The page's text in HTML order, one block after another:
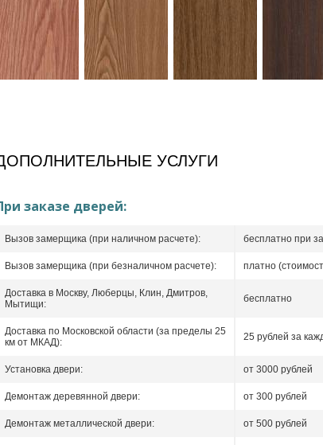
УСЛУГИ
заказе дверей:
Вызов замерщика (при наличном расчете): бесплатно при
Вызов замерщика (при безналичном расчете): платно
Доставка в Москву, Люберцы, Клин, Дмитров,
Мытищи:
бесплатно
Доставка по Московской области (за пределы 25
км от МКАД):
25 рублей за
Установка двери: от 3000 рублей
Демонтаж деревянной двери: от 300 рублей
Демонтаж металлической двери: от 500 рублей